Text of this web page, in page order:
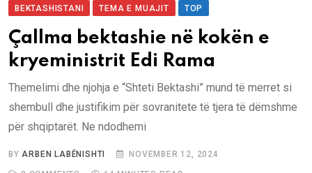
BEKTASHISTANI TEMA E MUAJIT TOP
Çallma bektashie në kokën e
kryeministrit Edi Rama
Themelimi dhe njohja e “Shteti Bektashi” mund të merret si
shembull dhe justifikim për sovranitete të tjera të dëmshme
për shqiptarët. Ne ndodhemi
BY ARBEN LABËNISHTI NOVEMBER 12, 2024